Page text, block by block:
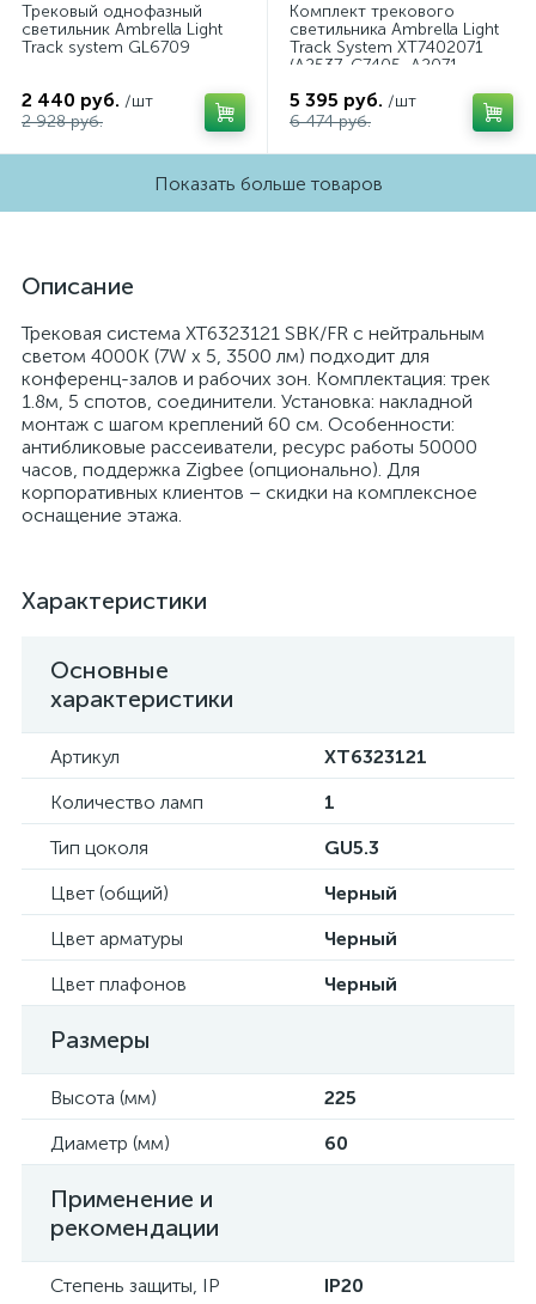
Трековый однофазный
светильник Ambrella Light
Track system GL6709
2 440 руб. /шт
2 928 руб.
Комплект трекового
светильника Ambrella Light
Track System XT7402071
(A2537, C7405, A2071,
5 395 руб. /шт
6 474 руб.
Показать больше товаров
Описание
Трековая система XT6323121 SBK/FR с нейтральным
светом 4000K (7W x 5, 3500 лм) подходит для
конференц-залов и рабочих зон. Комплектация: трек
1.8м, 5 спотов, соединители. Установка: накладной
монтаж с шагом креплений 60 см. Особенности:
антибликовые рассеиватели, ресурс работы 50000
часов, поддержка Zigbee (опционально). Для
корпоративных клиентов – скидки на комплексное
оснащение этажа.
Характеристики
Основные
характеристики
Артикул
XT6323121
Количество ламп
1
Тип цоколя
GU5.3
Цвет (общий)
Черный
Цвет арматуры
Черный
Цвет плафонов
Черный
Размеры
Высота (мм)
225
Диаметр (мм)
60
Применение и
рекомендации
Степень защиты, IP
IP20